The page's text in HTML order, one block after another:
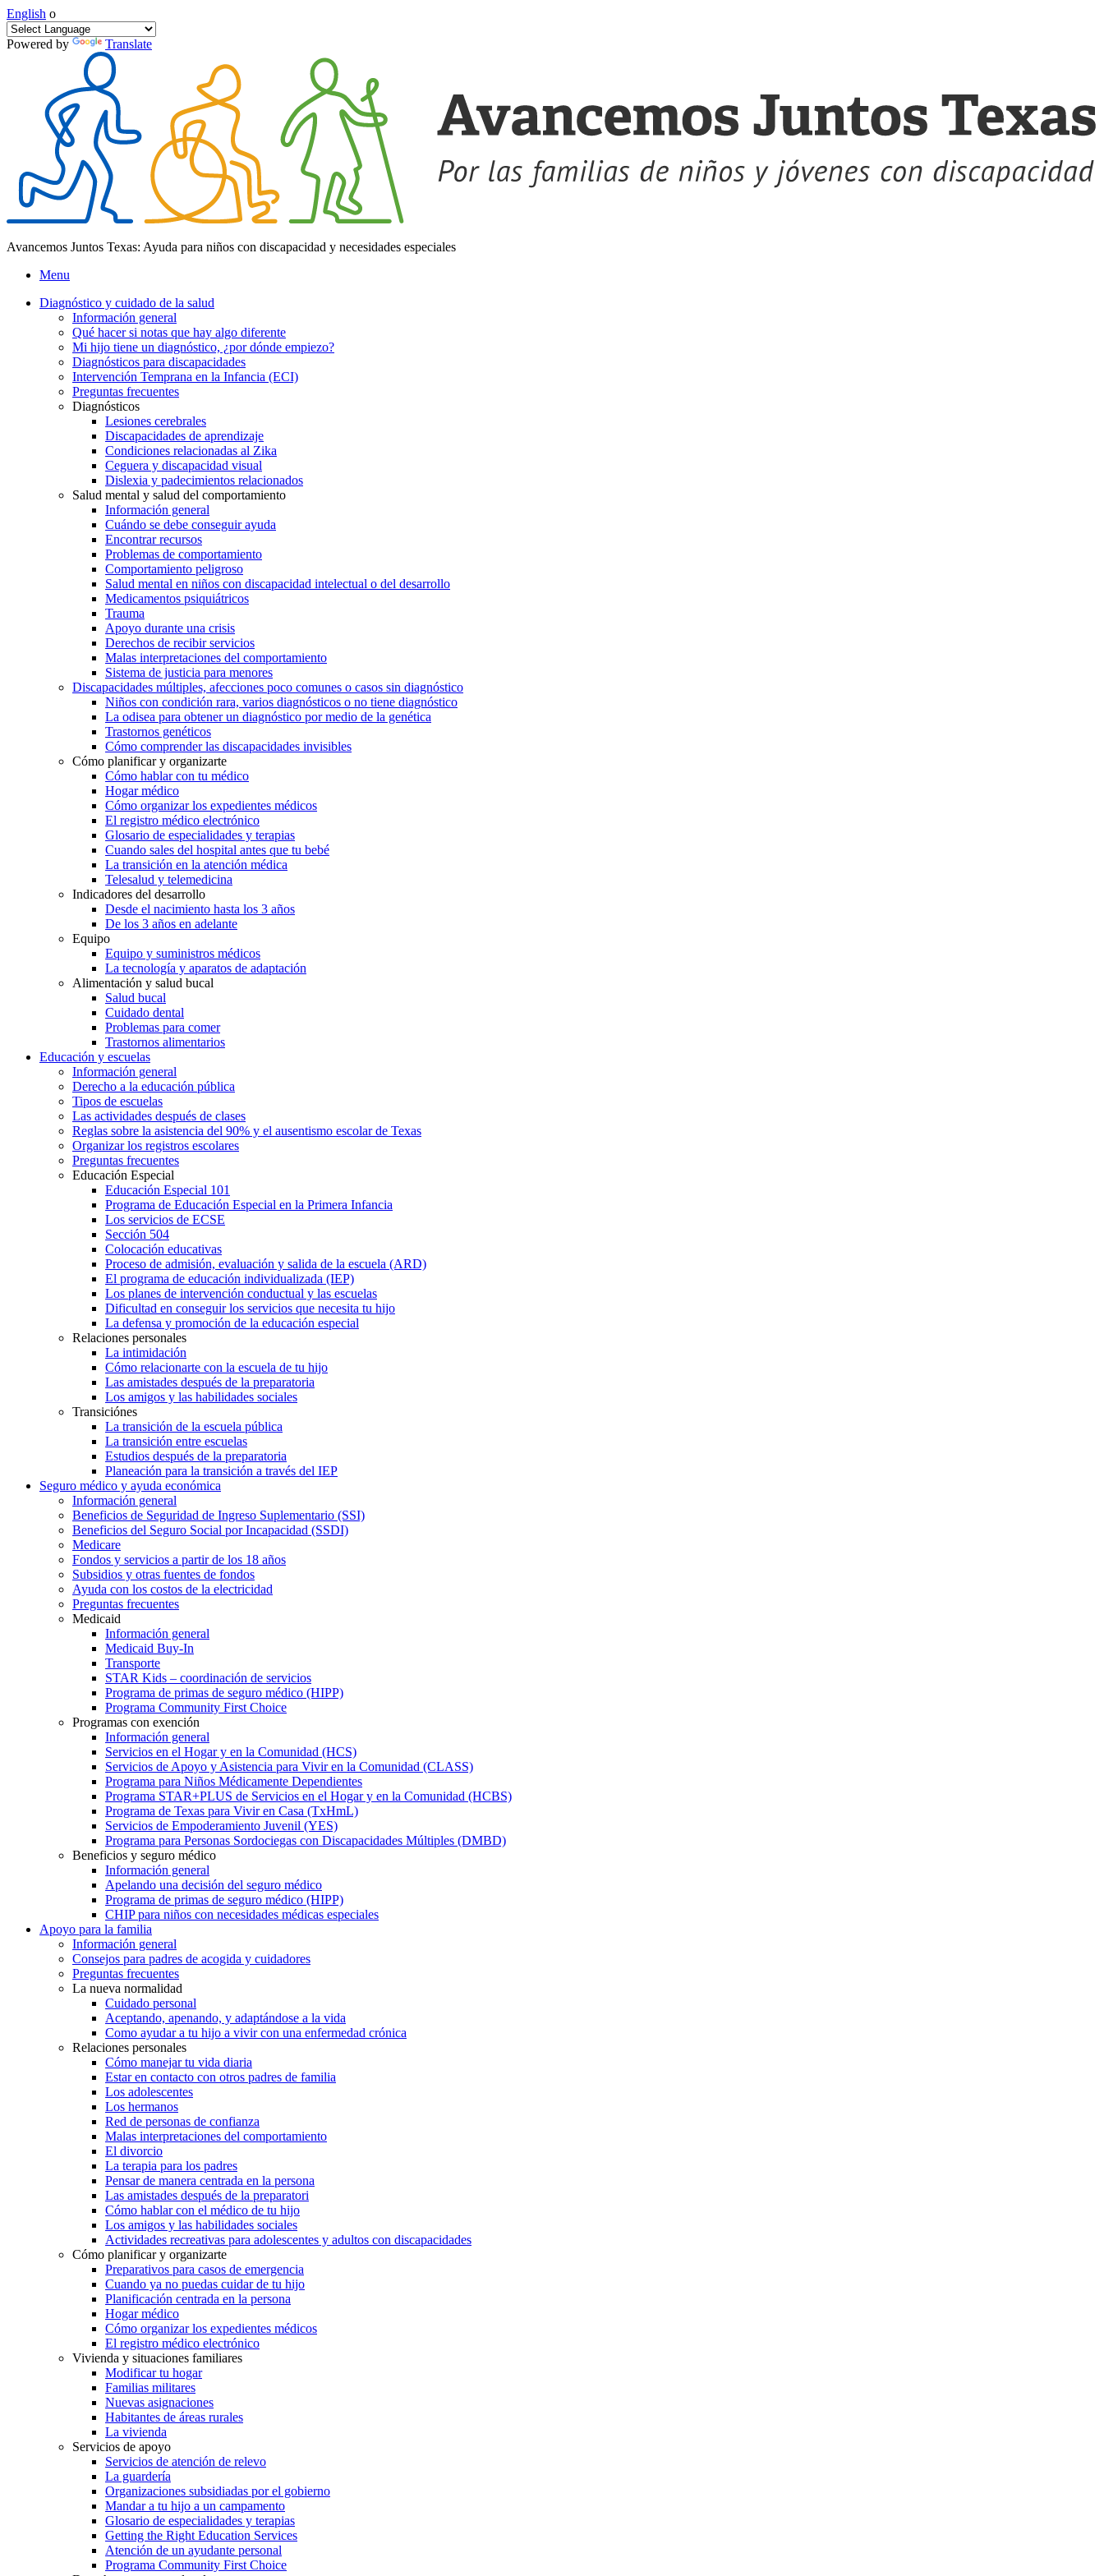
English o
Powered by Translate
Avancemos Juntos Texas: Ayuda para niños con discapacidad y necesidades especiales
Menu
Diagnóstico y cuidado de la salud
Información general
Qué hacer si notas que hay algo diferente
Mi hijo tiene un diagnóstico, ¿por dónde empiezo?
Diagnósticos para discapacidades
Intervención Temprana en la Infancia (ECI)
Preguntas frecuentes
Diagnósticos
Lesiones cerebrales
Discapacidades de aprendizaje
Condiciones relacionadas al Zika
Ceguera y discapacidad visual
Dislexia y padecimientos relacionados
Salud mental y salud del comportamiento
Información general
Cuándo se debe conseguir ayuda
Encontrar recursos
Problemas de comportamiento
Comportamiento peligroso
Salud mental en niños con discapacidad intelectual o del desarrollo
Medicamentos psiquiátricos
Trauma
Apoyo durante una crisis
Derechos de recibir servicios
Malas interpretaciones del comportamiento
Sistema de justicia para menores
Discapacidades múltiples, afecciones poco comunes o casos sin diagnóstico
Niños con condición rara, varios diagnósticos o no tiene diagnóstico
La odisea para obtener un diagnóstico por medio de la genética
Trastornos genéticos
Cómo comprender las discapacidades invisibles
Cómo planificar y organizarte
Cómo hablar con tu médico
Hogar médico
Cómo organizar los expedientes médicos
El registro médico electrónico
Glosario de especialidades y terapias
Cuando sales del hospital antes que tu bebé
La transición en la atención médica
Telesalud y telemedicina
Indicadores del desarrollo
Desde el nacimiento hasta los 3 años
De los 3 años en adelante
Equipo
Equipo y suministros médicos
La tecnología y aparatos de adaptación
Alimentación y salud bucal
Salud bucal
Cuidado dental
Problemas para comer
Trastornos alimentarios
Educación y escuelas
Información general
Derecho a la educación pública
Tipos de escuelas
Las actividades después de clases
Reglas sobre la asistencia del 90% y el ausentismo escolar de Texas
Organizar los registros escolares
Preguntas frecuentes
Educación Especial
Educación Especial 101
Programa de Educación Especial en la Primera Infancia
Los servicios de ECSE
Sección 504
Colocación educativas
Proceso de admisión, evaluación y salida de la escuela (ARD)
El programa de educación individualizada (IEP)
Los planes de intervención conductual y las escuelas
Dificultad en conseguir los servicios que necesita tu hijo
La defensa y promoción de la educación especial
Relaciones personales
La intimidación
Cómo relacionarte con la escuela de tu hijo
Las amistades después de la preparatoria
Los amigos y las habilidades sociales
Transiciónes
La transición de la escuela pública
La transición entre escuelas
Estudios después de la preparatoria
Planeación para la transición a través del IEP
Seguro médico y ayuda económica
Información general
Beneficios de Seguridad de Ingreso Suplementario (SSI)
Beneficios del Seguro Social por Incapacidad (SSDI)
Medicare
Fondos y servicios a partir de los 18 años
Subsidios y otras fuentes de fondos
Ayuda con los costos de la electricidad
Preguntas frecuentes
Medicaid
Información general
Medicaid Buy-In
Transporte
STAR Kids – coordinación de servicios
Programa de primas de seguro médico (HIPP)
Programa Community First Choice
Programas con exención
Información general
Servicios en el Hogar y en la Comunidad (HCS)
Servicios de Apoyo y Asistencia para Vivir en la Comunidad (CLASS)
Programa para Niños Médicamente Dependientes
Programa STAR+PLUS de Servicios en el Hogar y en la Comunidad (HCBS)
Programa de Texas para Vivir en Casa (TxHmL)
Servicios de Empoderamiento Juvenil (YES)
Programa para Personas Sordociegas con Discapacidades Múltiples (DMBD)
Beneficios y seguro médico
Información general
Apelando una decisión del seguro médico
Programa de primas de seguro médico (HIPP)
CHIP para niños con necesidades médicas especiales
Apoyo para la familia
Información general
Consejos para padres de acogida y cuidadores
Preguntas frecuentes
La nueva normalidad
Cuidado personal
Aceptando, apenando, y adaptándose a la vida
Como ayudar a tu hijo a vivir con una enfermedad crónica
Relaciones personales
Cómo manejar tu vida diaria
Estar en contacto con otros padres de familia
Los adolescentes
Los hermanos
Red de personas de confianza
Malas interpretaciones del comportamiento
El divorcio
La terapia para los padres
Pensar de manera centrada en la persona
Las amistades después de la preparatori
Cómo hablar con el médico de tu hijo
Los amigos y las habilidades sociales
Actividades recreativas para adolescentes y adultos con discapacidades
Cómo planificar y organizarte
Preparativos para casos de emergencia
Cuando ya no puedas cuidar de tu hijo
Planificación centrada en la persona
Hogar médico
Cómo organizar los expedientes médicos
El registro médico electrónico
Vivienda y situaciones familiares
Modificar tu hogar
Familias militares
Nuevas asignaciones
Habitantes de áreas rurales
La vivienda
Servicios de apoyo
Servicios de atención de relevo
La guardería
Organizaciones subsidiadas por el gobierno
Mandar a tu hijo a un campamento
Glosario de especialidades y terapias
Getting the Right Education Services
Atención de un ayudante personal
Programa Community First Choice